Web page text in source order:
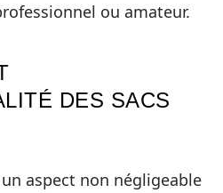
ou amateur.
DES SACS
aspect non négligeable